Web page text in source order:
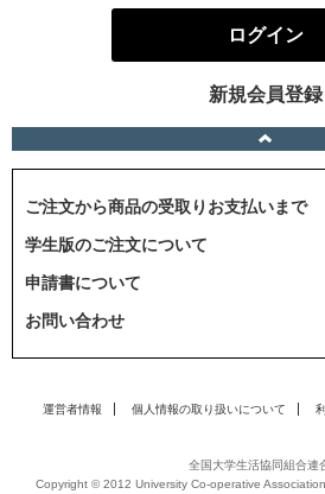
ログイン
新規会員登録
ご注文から商品の受取りお支払いまで
学生版のご注文について
申請書について
お問い合わせ
運営者情報 個人情報の取り扱いについて
全国大学生活協同組合連
Copyright © 2012 University Co-operative